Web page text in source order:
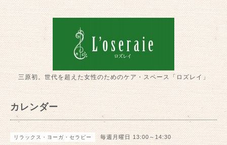
三原初。世代を超えた女性のためのケア・スペース「ロズレイ」
カレンダー
リラックス・ヨーガ・セラピー 毎週月曜日 13:00～14:30